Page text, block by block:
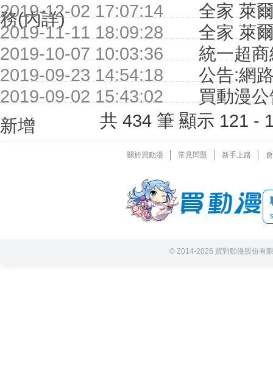
務(內詳)
2019-12-02 17:07:14
全家 萊
2019-11-11 18:09:28
全家 萊
2019-10-07 10:03:36
統一超
2019-09-23 14:54:18
公告:網
2019-09-02 15:43:02
買動漫
新增
共 434 筆 顯示 121
關於買動漫 常見問題 新手上路
© 2014-2026 買對動漫股份有